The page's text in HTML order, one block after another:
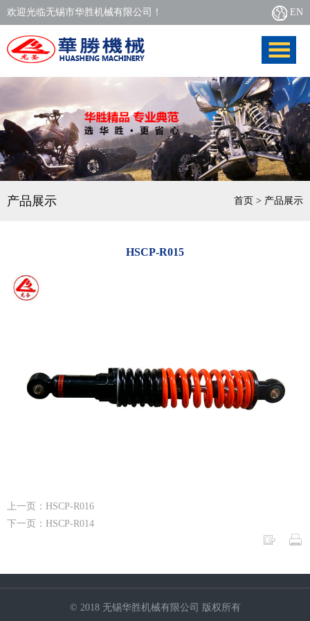
欢迎光临无锡市华胜机械有限公司！ EN
产品展示 首页 > 产品展示
HSCP-R015
上一页：HSCP-R016
下一页：HSCP-R014
© 2018 无锡华胜机械有限公司 版权所有